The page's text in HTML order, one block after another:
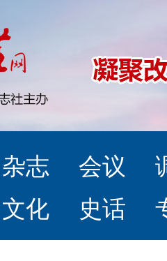
杂志 会议
文化
史话